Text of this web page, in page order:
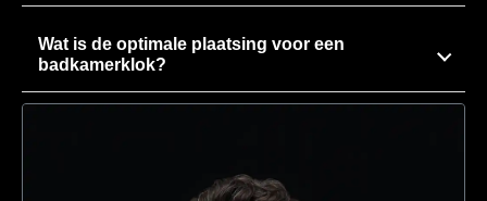
Wat is de optimale plaatsing voor een
badkamerklok?